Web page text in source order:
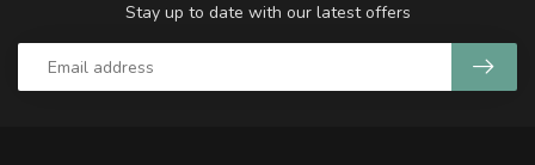
Stay up to date with our latest offers